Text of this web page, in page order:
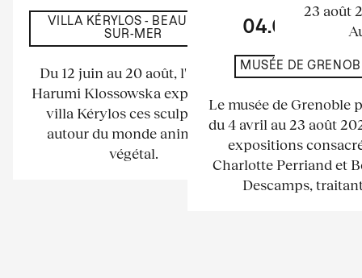
VILLA KÉRYLOS - BEAULIEU-
SUR-MER
Du 12 juin au 20 août, l'artiste
Harumi Klossowska expose à la
villa Kérylos ces sculptures
autour du monde animal et
végétal.
04.04
MUSÉE DE
Le musée de Grenoble
du 4 avril au 23 août
expositions
Charlotte Perriand et
Descamps,
23 août